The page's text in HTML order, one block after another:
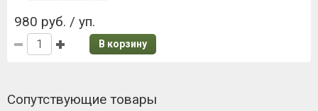
980 руб. / уп.
В корзину
Сопутствующие товары